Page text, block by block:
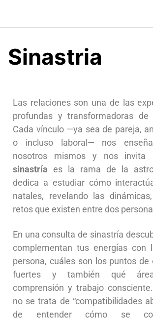
Sinastria
Las relaciones son una de las
profundas y transformadoras de
Cada vínculo —ya sea de pareja,
o incluso laboral— nos
nosotros mismos y nos invita
sinastría es la rama de la
dedica a estudiar cómo
natales, revelando las
retos que existen entre dos
En una consulta de sinastría
complementan tus energías con
persona, cuáles son los puntos de
fuertes y también qué
comprensión y trabajo
no se trata de “compatibilidades
de entender cómo se